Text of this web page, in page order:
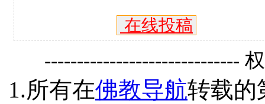
在线投稿
------------------------------
1.所有在佛教导航转载的